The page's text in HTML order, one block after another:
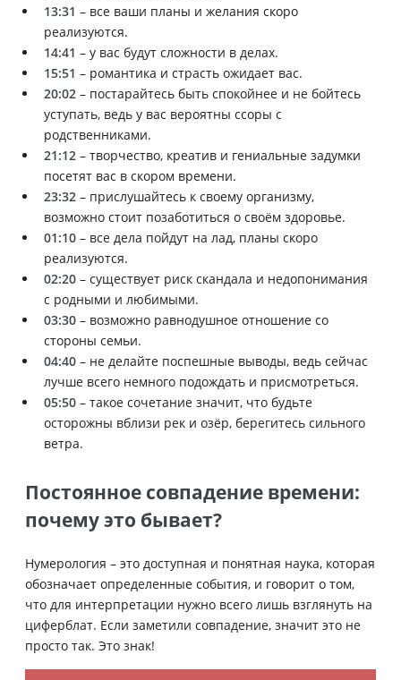
13:31 – все ваши планы и желания скоро
реализуются.
14:41 – у вас будут сложности в делах.
15:51 – романтика и страсть ожидает вас.
20:02 – постарайтесь быть спокойнее и не бойтесь
уступать, ведь у вас вероятны ссоры с
родственниками.
21:12 – творчество, креатив и гениальные задумки
посетят вас в скором времени.
23:32 – прислушайтесь к своему организму,
возможно стоит позаботиться о своём здоровье.
01:10 – все дела пойдут на лад, планы скоро
реализуются.
02:20 – существует риск скандала и недопонимания
с родными и любимыми.
03:30 – возможно равнодушное отношение со
стороны семьи.
04:40 – не делайте поспешные выводы, ведь сейчас
лучше всего немного подождать и присмотреться.
05:50 – такое сочетание значит, что будьте
осторожны вблизи рек и озёр, берегитесь сильного
ветра.
Постоянное совпадение времени:
почему это бывает?
Нумерология – это доступная и понятная наука, которая
обозначает определенные события, и говорит о том,
что для интерпретации нужно всего лишь взглянуть на
циферблат. Если заметили совпадение, значит это не
просто так. Это знак!